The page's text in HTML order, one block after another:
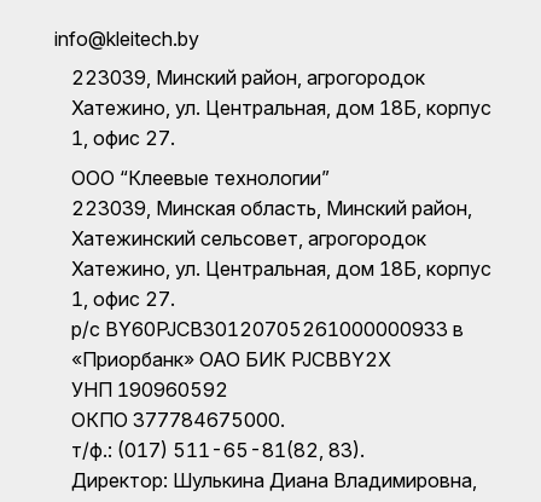
info@kleitech.by
223039, Минский район, агрогородок
Хатежино, ул. Центральная, дом 18Б, корпус
1, офис 27.
ООО “Клеевые технологии”
223039, Минская область, Минский район,
Хатежинский сельсовет, агрогородок
Хатежино, ул. Центральная, дом 18Б, корпус
1, офис 27.
р/с BY60PJCB30120705261000000933 в
«Приорбанк» ОАО БИК PJCBBY2X
УНП 190960592
ОКПО 377784675000.
т/ф.: (017) 511-65-81(82, 83).
Директор: Шулькина Диана Владимировна,